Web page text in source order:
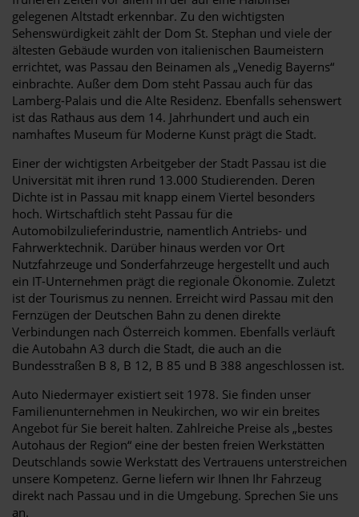
gelegenen Altstadt erkennbar. Zu den wichtigsten
Sehenswürdigkeit zählt der Dom St. Stephan und viele der
ältesten Gebäude wurden von italienischen Baumeistern
errichtet, was Passau den Beinamen als „Venedig Bayerns“
einbrachte. Außer dem Dom steht Passau auch für das
Lamberg-Palais und die Alte Residenz. Ebenfalls sehenswert
ist das Rathaus aus dem 14. Jahrhundert und auch ein
namhaftes Museum für Moderne Kunst prägt die Stadt.
Einer der wichtigsten Arbeitgeber der Stadt Passau ist die
Universität mit ihren rund 13.000 Studierenden. Deren
Dichte ist in Passau mit knapp einem Viertel besonders
hoch. Wirtschaftlich steht Passau für die
Automobilzulieferindustrie, namentlich Antriebs- und
Fahrwerktechnik. Darüber hinaus werden vor Ort
Nutzfahrzeuge und Sonderfahrzeuge hergestellt und auch
ein IT-Unternehmen prägt die regionale Ökonomie. Zuletzt
ist der Tourismus zu nennen. Erreicht wird Passau mit den
Fernzügen der Deutschen Bahn zu denen direkte
Verbindungen nach Österreich kommen. Ebenfalls verläuft
die Autobahn A3 durch die Stadt, die auch an die
Bundesstraßen B 8, B 12, B 85 und B 388 angeschlossen ist.
Auto Niedermayer existiert seit 1978. Sie finden unser
Familienunternehmen in Neukirchen, wo wir ein breites
Angebot für Sie bereit halten. Zahlreiche Preise als „bestes
Autohaus der Region“ eine der besten freien Werkstätten
Deutschlands sowie Werkstatt des Vertrauens unterstreichen
unsere Kompetenz. Gerne liefern wir Ihnen Ihr Fahrzeug
direkt nach Passau und in die Umgebung. Sprechen Sie uns
an.